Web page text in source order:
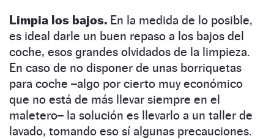
Limpia los bajos. En la medida de lo posible,
es ideal darle un buen repaso a los bajos del
coche, esos grandes olvidados de la limpieza.
En caso de no disponer de unas borriquetas
para coche –algo por cierto muy económico
que no está de más llevar siempre en el
maletero– la solución es llevarlo a un taller de
lavado, tomando eso sí algunas precauciones.